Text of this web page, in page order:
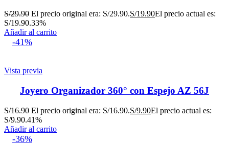
S/29.90 El precio original era: S/29.90.S/19.90El precio actual es:
S/19.90.33%
Añadir al carrito
-41%
Vista previa
Joyero Organizador 360° con Espejo AZ 56J
S/16.90 El precio original era: S/16.90.S/9.90El precio actual es:
S/9.90.41%
Añadir al carrito
-36%